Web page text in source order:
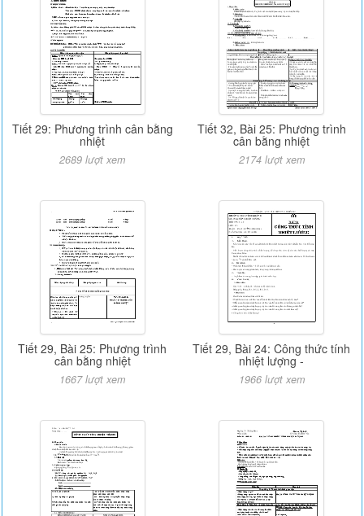
Tiết 29: Phương trình cân bằng
nhiệt
2689 lượt xem
Tiết 32, Bài 25: Phương trình
cân bằng nhiệt
2174 lượt xem
Tiết 29, Bài 25: Phương trình
cân bằng nhiệt
1667 lượt xem
Tiết 29, Bài 24: Công thức tính
nhiệt lượng -
1966 lượt xem